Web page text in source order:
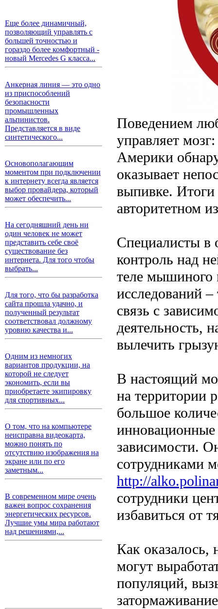
Еще более динамичный,
позволяющий управлять с
большей точностью и
гораздо более комфортный -
новый Mercedes G класса...
Анкерная линия — это одно
из приспособлений
безопасности
промышленных
альпинистов.
Представляется в виде
синтетического...
Основополагающим
моментом при подключении
к интернету всегда является
выбор провайдера, который
может обеспечить...
На сегодняшний день ни
один человек не может
представить себе своё
существование без
интернета. Для того чтобы
выбрать...
Для того, что бы разработка
сайта прошла удачно, и
полученный результат
соответствовал должному
уровню качества и...
Одним из немногих
вариантов продукции, на
которой не следует
экономить, если вы
приобретаете экипировку
для спортивных...
О том, что на компьютере
неисправна видеокарта,
можно понять по
отсутствию изображения на
экране или по его
заметным...
В современном мире очень
важен вопрос сохранения
энергетических ресурсов.
Лучшие умы мира работают
над решениями,...
Поведением
управляет
Америки
оказывает
выпивке. Итоги
авторитетном
Специалисты в
контроль над
теле мышиного
исследований
связь с
деятельность,
вылечить
В настоящий
на территории
большое
инновационные
зависимости.
сотрудниками
http://
сотрудники
избавиться от
Как
могут
популяций,